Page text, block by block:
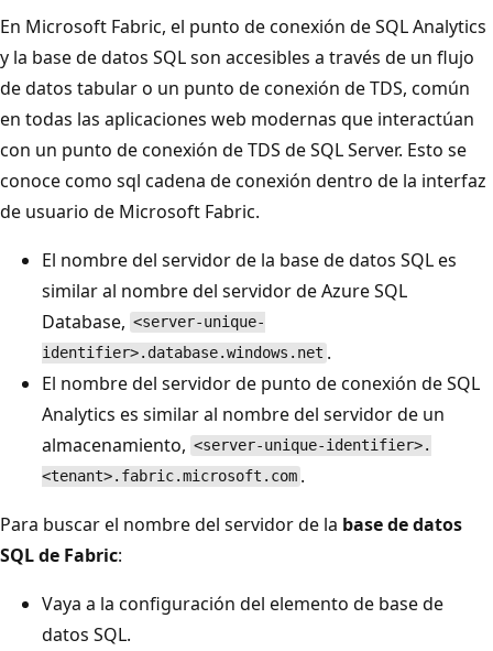
En Microsoft Fabric, el punto de conexión de SQL Analytics
y la base de datos SQL son accesibles a través de un flujo
de datos tabular o un punto de conexión de TDS, común
en todas las aplicaciones web modernas que interactúan
con un punto de conexión de TDS de SQL Server. Esto se
conoce como sql cadena de conexión dentro de la interfaz
de usuario de Microsoft Fabric.
El nombre del servidor de la base de datos SQL es
similar al nombre del servidor de Azure SQL
Database, <server-unique-
identifier>.database.windows.net .
El nombre del servidor de punto de conexión de SQL
Analytics es similar al nombre del servidor de un
almacenamiento, <server-unique-identifier>.
<tenant>.fabric.microsoft.com .
Para buscar el nombre del servidor de la base de datos
SQL de Fabric:
Vaya a la configuración del elemento de base de
datos SQL.